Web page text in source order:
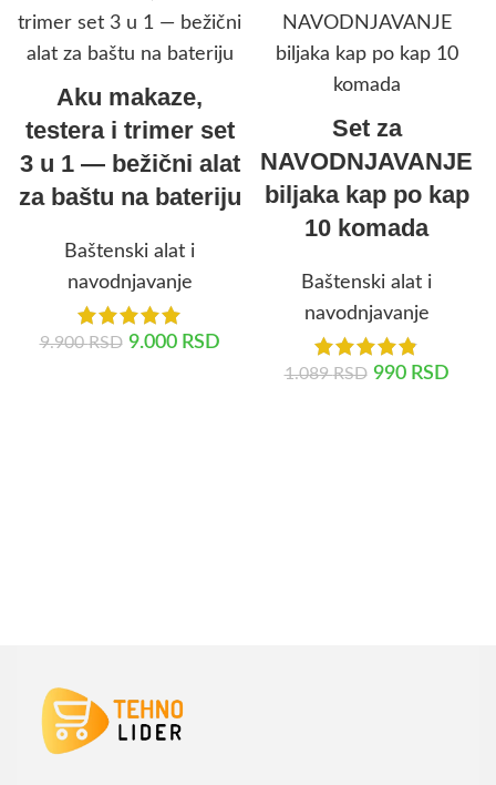
Aku makaze,
testera i trimer set
3 u 1 — bežični alat
za baštu na bateriju
Baštenski alat i
navodnjavanje
9.900RSD 9.000 RSD
Set za
NAVODNJAVANJE
biljaka kap po kap
10 komada
Baštenski alat i
navodnjavanje
1.089RSD 990 RSD